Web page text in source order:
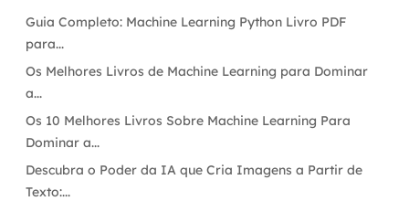
Guia Completo: Machine Learning Python Livro PDF
para...
Os Melhores Livros de Machine Learning para Dominar
a...
Os 10 Melhores Livros Sobre Machine Learning Para
Dominar a...
Descubra o Poder da IA que Cria Imagens a Partir de
Texto:...